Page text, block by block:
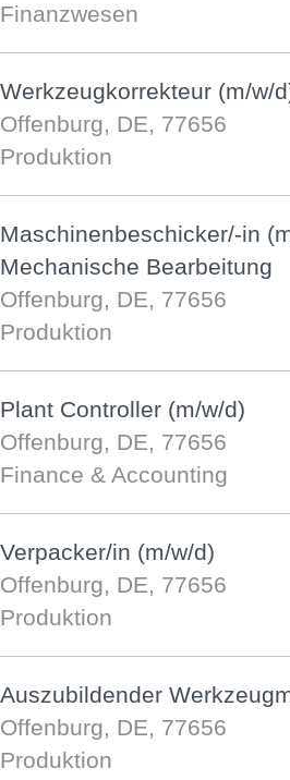
Finanzwesen
Werkzeugkorrekteur (m/w/
Offenburg, DE, 77656
Produktion
Maschinenbeschicker/-in
Mechanische Bearbeitung
Offenburg, DE, 77656
Produktion
Plant Controller (m/w/d)
Offenburg, DE, 77656
Finance & Accounting
Verpacker/in (m/w/d)
Offenburg, DE, 77656
Produktion
Auszubildender
Offenburg, DE, 77656
Produktion